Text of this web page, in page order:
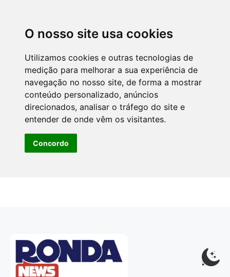
O nosso site usa cookies
Utilizamos cookies e outras tecnologias de
medição para melhorar a sua experiência de
navegação no nosso site, de forma a mostrar
conteúdo personalizado, anúncios
direcionados, analisar o tráfego do site e
entender de onde vêm os visitantes.
Concordo